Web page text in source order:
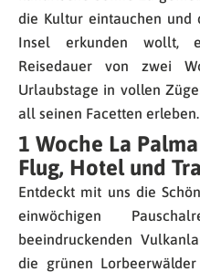
die Kultur eintauchen und
Insel erkunden wollt,
Reisedauer von zwei
Urlaubstage in vollen
all seinen Facetten erleben.
1 Woche La
Flug, Hotel und
Entdeckt mit uns die
einwöchigen
beeindruckenden
die grünen